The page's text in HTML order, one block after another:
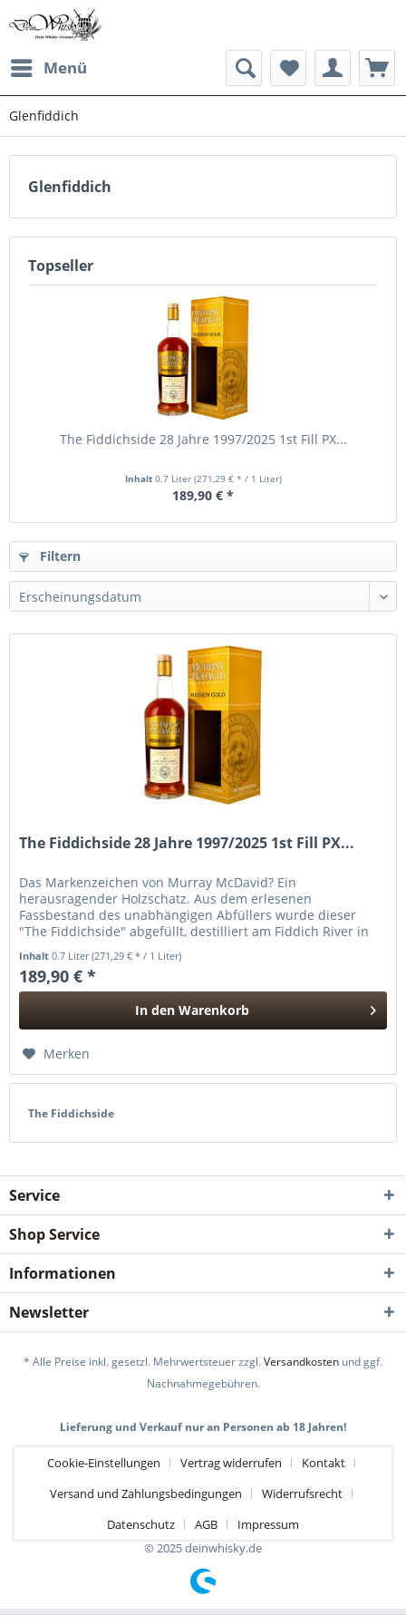
Menü
Glenfiddich
Glenfiddich
Topseller
The Fiddichside 28 Jahre 1997/2025 1st Fill PX...
Inhalt 0.7 Liter (271,29 € * / 1 Liter)
189,90 € *
Filtern
The Fiddichside 28 Jahre 1997/2025 1st Fill PX...
Das Markenzeichen von Murray McDavid? Ein
herausragender Holzschatz. Aus dem erlesenen
Fassbestand des unabhängigen Abfüllers wurde dieser
"The Fiddichside" abgefüllt, destilliert am Fiddich River in
Inhalt0.7 Liter(271,29 € * / 1 Liter)
189,90 € *
In den Warenkorb
Merken
The Fiddichside
Service
Shop Service
Informationen
Newsletter
* Alle Preise inkl. gesetzl. Mehrwertsteuer zzgl.Versandkosten und ggf.
Nachnahmegebühren.
Lieferung und Verkauf nur an Personen ab 18 Jahren!
Cookie-Einstellungen Vertrag widerrufen
Kontakt
Versand und Zahlungsbedingungen
Widerrufsrecht
Datenschutz
AGB
Impressum
© 2025 deinwhisky.de